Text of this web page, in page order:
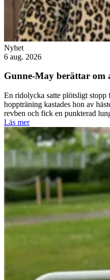
Nyhet
6 aug. 2026
Gunne-May berättar om
En ridolycka satte plötsligt stopp
hoppträning kastades hon av
revben och fick en punkterad
Läs mer